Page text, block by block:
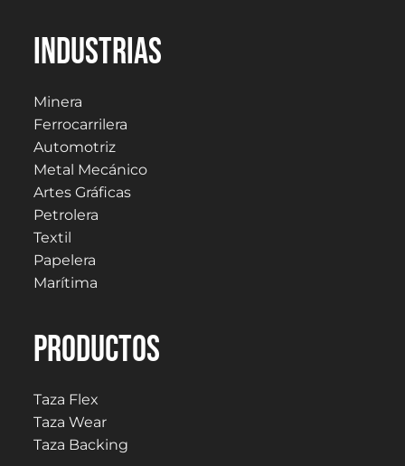
Industrias
Minera
Ferrocarrilera
Automotriz
Metal Mecánico
Artes Gráficas
Petrolera
Textil
Papelera
Marítima
PRODUCTOS
Taza Flex
Taza Wear
Taza Backing